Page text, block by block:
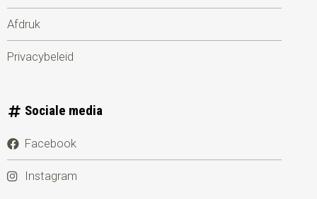
Afdruk
Privacybeleid
Sociale media
Facebook
Instagram